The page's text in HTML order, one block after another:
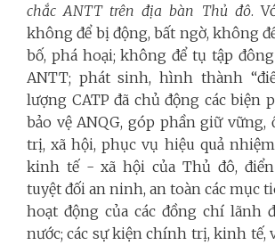
chắc ANTT trên địa bàn Thủ đô.
không để bị động, bất ngờ, không
bố, phá hoại; không để tụ tập
ANTT; phát sinh, hình thành
lượng CATP đã chủ động các biện
bảo vệ ANQG, góp phần giữ
trị, xã hội, phục vụ hiệu quả
kinh tế - xã hội của Thủ đô,
tuyệt đối an ninh, an toàn các mục
hoạt động của các đồng chí lãnh
nước; các sự kiện chính trị, kinh tế,